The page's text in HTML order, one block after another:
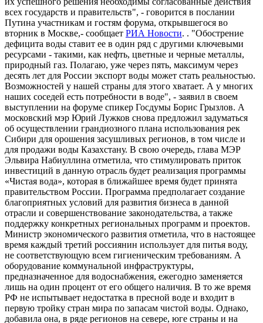
всех государств и правительств", - говорится в послании
Путина участникам и гостям форума, открывшегося во
вторник в Москве,- сообщает РИА Новости. . "Обострение
дефицита воды ставит ее в один ряд с другими ключевыми
ресурсами - такими, как нефть, цветные и черные металлы,
природный газ. Полагаю, уже через пять, максимум через
десять лет для России экспорт воды может стать реальностью.
Возможностей у нашей страны для этого хватает. А у многих
наших соседей есть потребности в воде", - заявил в своем
выступлении на форуме спикер Госдумы Борис Грызлов. А
московский мэр Юрий Лужков снова предложил задуматься
об осуществлении грандиозного плана использования рек
Сибири для орошения засушливых регионов, в том числе и
для продажи воды Казахстану. В свою очередь, глава МЭР
Эльвира Набиуллина отметила, что стимулировать приток
инвестиций в данную отрасль будет реализация программы
«Чистая вода», которая в ближайшее время будет принята
правительством России. Программа предполагает создание
благоприятных условий для развития бизнеса в данной
отрасли и совершенствование законодательства, а также
поддержку конкретных региональных программ и проектов.
Министр экономического развития отметила, что в настоящее
время каждый третий россиянин использует для питья воду,
не соответствующую всем гигиеническим требованиям. А
оборудование коммунальной инфраструктуры,
предназначенное для водоснабжения, ежегодно заменяется
лишь на один процент от его общего наличия. В то же время
РФ не испытывает недостатка в пресной воде и входит в
первую тройку стран мира по запасам чистой воды. Однако,
добавила она, в ряде регионов на севере, юге страны и на